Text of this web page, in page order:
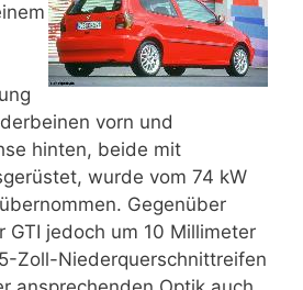
vorn und
hinten, beide mit
wurde vom 74 kW
Gegenüber
GTI jedoch um 10 Millimeter
Zoll-Niederquerschnittreifen